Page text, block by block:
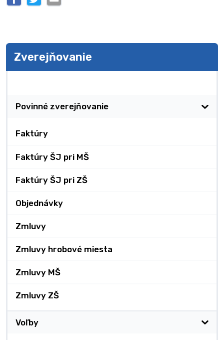
Zverejňovanie
Povinné zverejňovanie
Faktúry
Faktúry ŠJ pri MŠ
Faktúry ŠJ pri ZŠ
Objednávky
Zmluvy
Zmluvy hrobové miesta
Zmluvy MŠ
Zmluvy ZŠ
Voľby